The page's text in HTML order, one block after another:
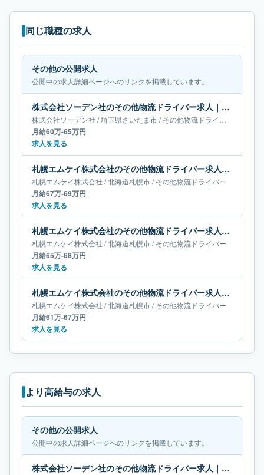
同じ職種の求人
その他の公開求人
公開中の求人詳細ページへのリンクを掲載しています。
株式会社ソーデン社のその他物流ドライバー求人｜埼玉県さいたま市｜月給60万-65万円
株式会社ソーデン社 /埼玉県さいたま市/その他物流ドライバー
月給60万-65万円
求人を見る
札幌エムケイ株式会社のその他物流ドライバー求人｜北海道札幌市｜月給67万-69万円
札幌エムケイ株式会社 /北海道札幌市/その他物流ドライバー
月給67万-69万円
求人を見る
札幌エムケイ株式会社のその他物流ドライバー求人｜北海道札幌市｜月給65万-68万円
札幌エムケイ株式会社 /北海道札幌市/その他物流ドライバー
月給65万-68万円
求人を見る
札幌エムケイ株式会社のその他物流ドライバー求人｜北海道札幌市｜月給61万-67万円
札幌エムケイ株式会社 /北海道札幌市/その他物流ドライバー
月給61万-67万円
求人を見る
より高給与の求人
その他の公開求人
公開中の求人詳細ページへのリンクを掲載しています。
株式会社ソーデン社のその他物流ドライバー求人｜埼玉県さいたま市｜月給60万-65万円